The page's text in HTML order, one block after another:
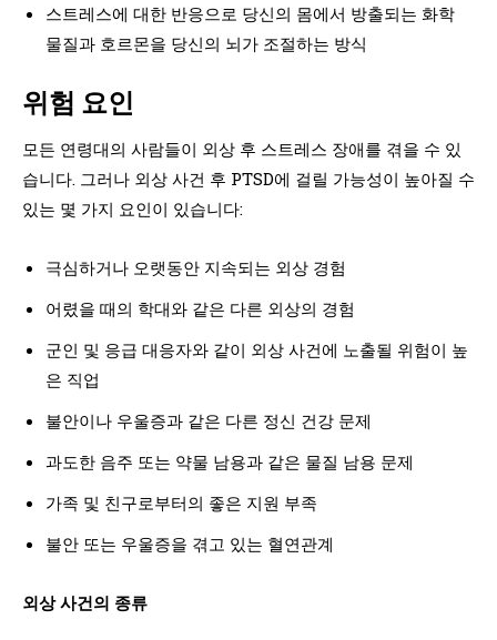
스트레스에 대한 반응으로 당신의 몸에서 방출되는 화학
물질과 호르몬을 당신의 뇌가 조절하는 방식
위험 요인
모든 연령대의 사람들이 외상 후 스트레스 장애를 겪을 수 있
습니다. 그러나 외상 사건 후 PTSD에 걸릴 가능성이 높아질 수
있는 몇 가지 요인이 있습니다:
극심하거나 오랫동안 지속되는 외상 경험
어렸을 때의 학대와 같은 다른 외상의 경험
군인 및 응급 대응자와 같이 외상 사건에 노출될 위험이 높
은 직업
불안이나 우울증과 같은 다른 정신 건강 문제
과도한 음주 또는 약물 남용과 같은 물질 남용 문제
가족 및 친구로부터의 좋은 지원 부족
불안 또는 우울증을 겪고 있는 혈연관계
외상 사건의 종류